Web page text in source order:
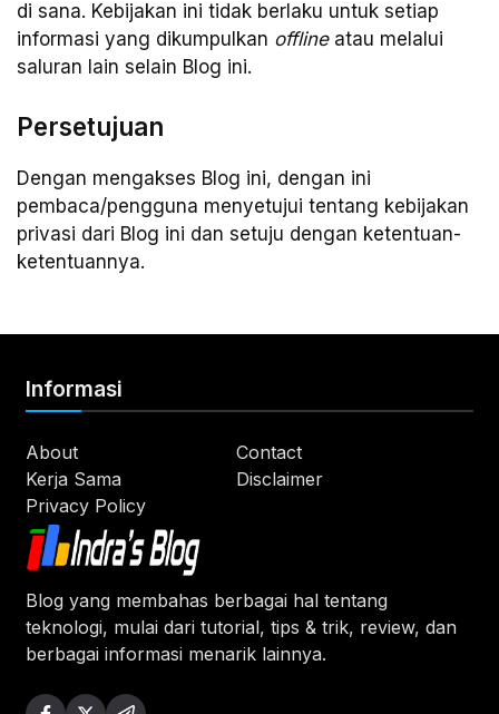
di sana. Kebijakan ini tidak berlaku untuk setiap
informasi yang dikumpulkan offlineatau melalui
saluran lain selain Blog ini.
Persetujuan
Dengan mengakses Blog ini, dengan ini
pembaca/pengguna menyetujui tentang kebijakan
privasi dari Blog ini dan setuju dengan ketentuan-
ketentuannya.
Blog yang membahas berbagai hal tentang
teknologi, mulai dari tutorial, tips & trik, review, dan
berbagai informasi menarik lainnya.
Informasi
About
Contact
Kerja Sama
Disclaimer
Privacy Policy